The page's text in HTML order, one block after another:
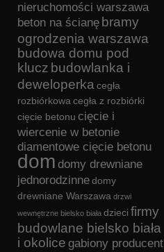
nieruchomości warszawa
beton na ścianę bramy
ogrodzenia warszawa
budowa domu pod
klucz budowlanka i
deweloperka cegła
rozbiórkowa cegła z rozbiórki
cięcie betonu cięcie i
wiercenie w betonie
diamentowe cięcie betonu
dom domy drewniane
jednorodzinnedomy
drewniane Warszawa drzwi
wewnętrzne bielsko biała dzieci firmy
budowlane bielsko biała
i okolice gabiony producent